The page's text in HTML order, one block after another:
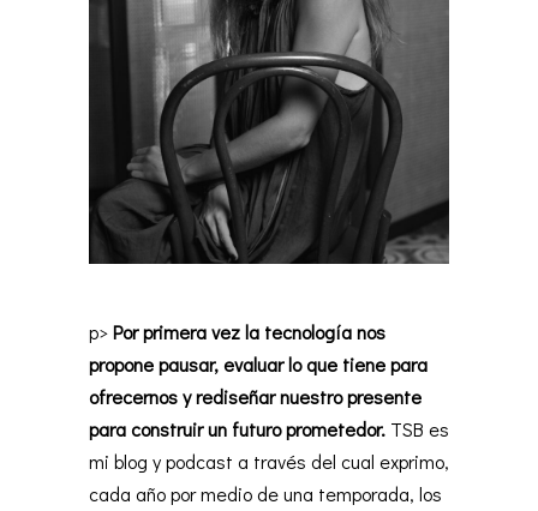
p>Por primera vez la tecnología nos
propone pausar, evaluar lo que tiene para
ofrecernos y rediseñar nuestro presente
para construir un futuro prometedor. TSB es
mi blog y podcast a través del cual exprimo,
cada año por medio de una temporada, los